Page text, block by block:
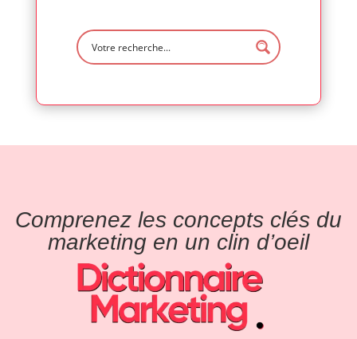
Comprenez les concepts clés du
marketing en un clin d’oeil